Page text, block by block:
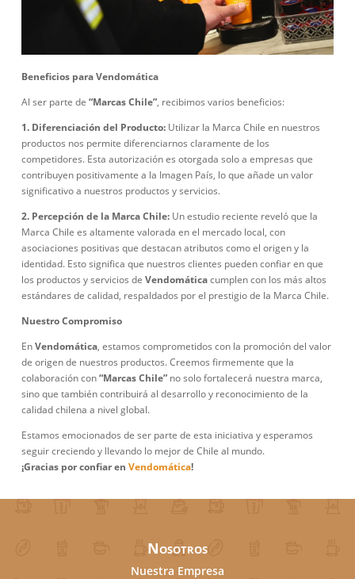
Beneficios para Vendomática
Al ser parte de “Marcas Chile”, recibimos varios beneficios:
1. Diferenciación del Producto: Utilizar la Marca Chile en nuestros
productos nos permite diferenciarnos claramente de los
competidores. Esta autorización es otorgada solo a empresas que
contribuyen positivamente a la Imagen País, lo que añade un valor
significativo a nuestros productos y servicios.
2. Percepción de la Marca Chile: Un estudio reciente reveló que la
Marca Chile es altamente valorada en el mercado local, con
asociaciones positivas que destacan atributos como el origen y la
identidad. Esto significa que nuestros clientes pueden confiar en que
los productos y servicios de Vendomáticacumplen con los más altos
estándares de calidad, respaldados por el prestigio de la Marca Chile.
Nuestro Compromiso
EnVendomática, estamos comprometidos con la promoción del valor
de origen de nuestros productos. Creemos firmemente que la
colaboración con“Marcas Chile” no solo fortalecerá nuestra marca,
sino que también contribuirá al desarrollo y reconocimiento de la
calidad chilena a nivel global.
Estamos emocionados de ser parte de esta iniciativa y esperamos
seguir creciendo y llevando lo mejor de Chile al mundo.
¡Gracias por confiar en Vendomática!
Nosotros
Nuestra Empresa